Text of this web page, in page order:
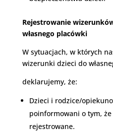
Rejestrowanie
własnego placówki
W sytuacjach, w których
wizerunki dzieci do
deklarujemy, że:
Dzieci i rodzice/
poinformowani o tym,
rejestrowane.